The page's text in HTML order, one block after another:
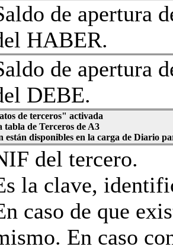
de apertura
HABER.
de apertura
DEBE.
de terceros" activada
de Terceros de A3
están disponibles en la carga de Diario
del tercero.
la clave,
caso de que
En caso